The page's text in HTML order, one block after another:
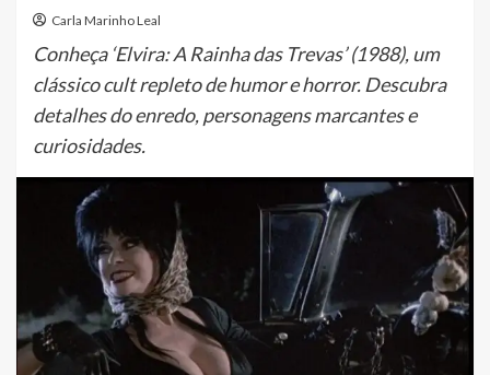
Carla Marinho Leal
Conheça ‘Elvira: A Rainha das Trevas’ (1988), um
clássico cult repleto de humor e horror. Descubra
detalhes do enredo, personagens marcantes e
curiosidades.